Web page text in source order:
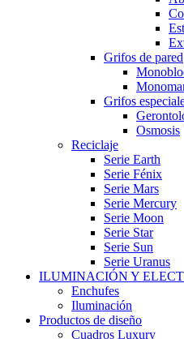
Grifos de pared
Grifos
Osmosis
Reciclaje
Serie Earth
Serie Fénix
Serie Mars
Serie Mercury
Serie Moon
Serie Star
Serie Sun
Serie Uranus
ILUMINACIÓN Y
Enchufes
Iluminación
Productos de diseño
Cuadros Luxury